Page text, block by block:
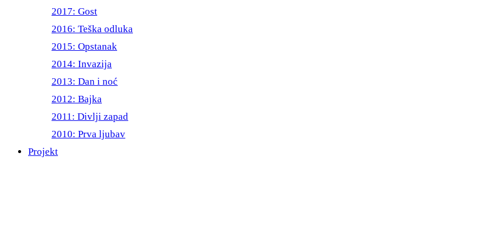
2017: Gost
2016: Teška odluka
2015: Opstanak
2014: Invazija
2013: Dan i noć
2012: Bajka
2011: Divlji zapad
2010: Prva ljubav
Projekt